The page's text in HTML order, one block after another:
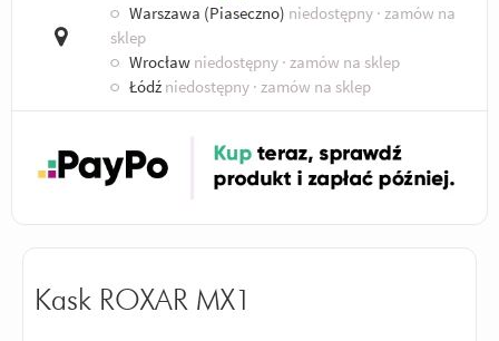
○ Warszawa (Piaseczno) niedostępny · zamów na
sklep
○ Wrocław niedostępny · zamów na sklep
○ Łódź niedostępny · zamów na sklep
Kask ROXAR MX1